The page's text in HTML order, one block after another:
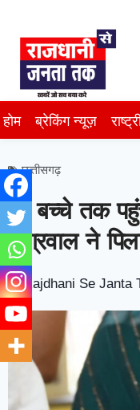
होम ब्रेकिंग न्यूज़
छत्तीसगढ़
हर बच्चे तक
अग्रवाल ने
Rajdhani Se Janta